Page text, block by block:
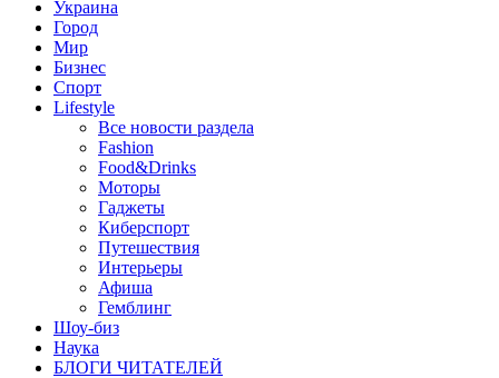
Украина
Город
Мир
Бизнес
Спорт
Lifestyle
Все новости раздела
Fashion
Food&Drinks
Моторы
Гаджеты
Киберспорт
Путешествия
Интерьеры
Афиша
Гемблинг
Шоу-биз
Наука
БЛОГИ ЧИТАТЕЛЕЙ